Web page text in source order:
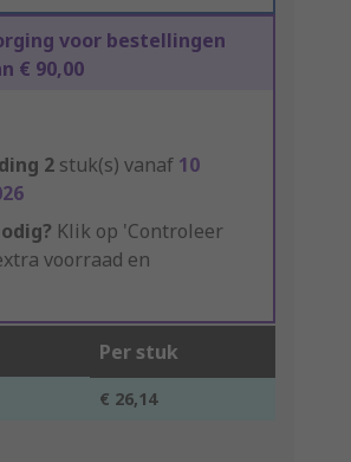
voor bestellingen
€ 90,00
2 stuk(s) vanaf 10
Klik op 'Controleer
voorraad en
Per stuk
€ 26,14